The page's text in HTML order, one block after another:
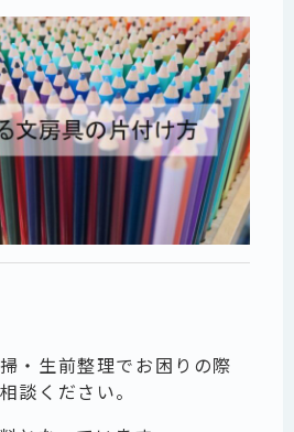
・生前整理でお困りの際
談ください。